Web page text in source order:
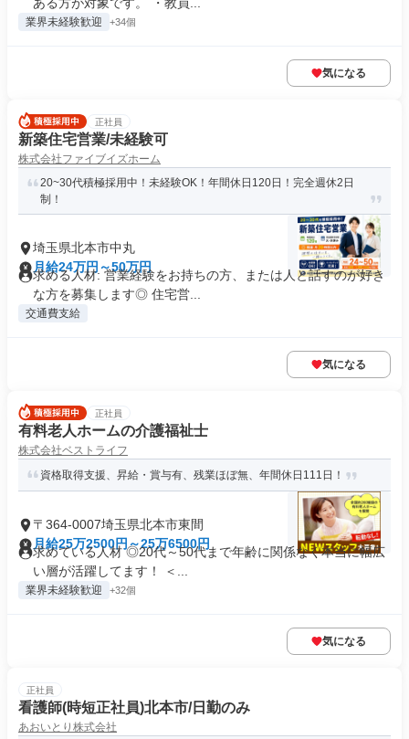
業界未経験歓迎 +34個
気になる
正社員
新築住宅営業/未経験可
株式会社ファイブイズホーム
20~30代積極採用中！未経験OK！年間休日120日！完全週休2日
制！
埼玉県北本市中丸
月給24万円～50万円
求める人材: 営業経験をお持ちの方、または人と話すのが好き
な方を募集します◎ 住宅営...
交通費支給
気になる
正社員
有料老人ホームの介護福祉士
株式会社ベストライフ
資格取得支援、昇給・賞与有、残業ほぼ無、年間休日111日！
〒364-0007埼玉県北本市東間
月給25万2500円～25万6500円
求めている人材 ◎20代～50代まで年齢に関係なく本当に幅広
い層が活躍してます！ ＜...
業界未経験歓迎 +32個
気になる
正社員
看護師(時短正社員)北本市/日勤のみ
あおいとり株式会社